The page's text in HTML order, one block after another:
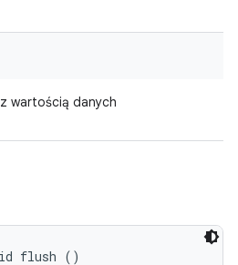
wartością danych
flush ()